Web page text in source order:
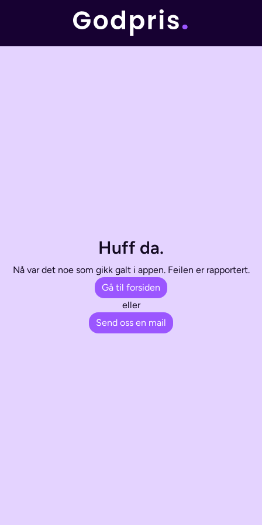
Huff da.
Nå var det noe som gikk galt i appen. Feilen er rapportert.
Gå til forsiden
eller
Send oss en mail